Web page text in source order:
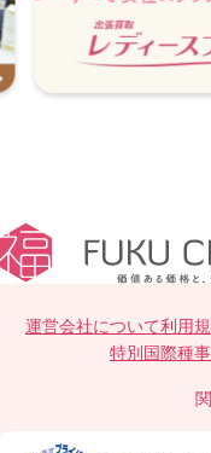
運営会社について利用
特別国際種